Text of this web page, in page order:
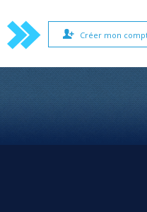
Créer mon